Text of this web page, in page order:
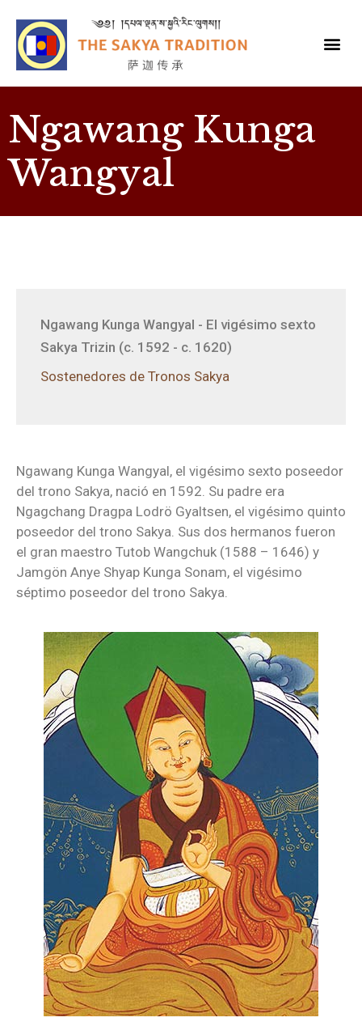
Ngawang Kunga
Wangyal
Ngawang Kunga Wangyal - El vigésimo sexto
Sakya Trizin (c. 1592 - c. 1620)
Sostenedores de Tronos Sakya
Ngawang Kunga Wangyal, el vigésimo sexto poseedor
del trono Sakya, nació en 1592. Su padre era
Ngagchang Dragpa Lodrö Gyaltsen, el vigésimo quinto
poseedor del trono Sakya. Sus dos hermanos fueron
el gran maestro Tutob Wangchuk (1588 – 1646) y
Jamgön Anye Shyap Kunga Sonam, el vigésimo
séptimo poseedor del trono Sakya.